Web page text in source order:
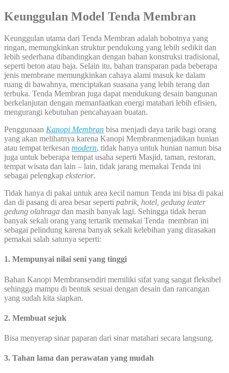
Keunggulan Model Tenda Membran
Keunggulan utama dari Tenda Membran adalah bobotnya yang
ringan, memungkinkan struktur pendukung yang lebih sedikit dan
lebih sederhana dibandingkan dengan bahan konstruksi tradisional,
seperti beton atau baja. Selain itu, bahan transparan pada beberapa
jenis membrane memungkinkan cahaya alami masuk ke dalam
ruang di bawahnya, menciptakan suasana yang lebih terang dan
terbuka. Tenda Membran juga dapat mendukung desain bangunan
berkelanjutan dengan memanfaatkan energi matahari lebih efisien,
mengurangi kebutuhan pencahayaan buatan.
Penggunaan Kanopi Membran bisa menjadi daya tarik bagi orang
yang akan melihatnya karena Kanopi Membranmenjadikan hunian
atau tempat terkesan modern, tidak hanya untuk hunian namun bisa
juga untuk beberapa tempat usaha seperti Masjid, taman, restoran,
tempat wisata dan lain – lain, tidak jarang memakai Tenda ini
sebagai pelengkap eksterior.
Tidak hanya di pakai untuk area kecil namun Tenda ini bisa di pakai
dan di pasang di area besar seperti pabrik, hotel, gedung teater
gedung olahraga dan masih banyak lagi. Sehingga tidak heran
banyak sekali orang yang tertarik memakai Tenda membran ini
sebagai pelindung karena banyak sekali kelebihan yang dirasakan
pemakai salah satunya seperti:
1. Mempunyai nilai seni yang tinggi
Bahan Kanopi Membransendiri memiliki sifat yang sangat fleksibel
sehingga mampu di bentuk sesuai dengan desain dan rancangan
yang sudah kita siapkan.
2. Membuat sejuk
Bisa menyerap sinar paparan dari sinar matahari secara langsung.
3. Tahan lama dan perawatan yang mudah